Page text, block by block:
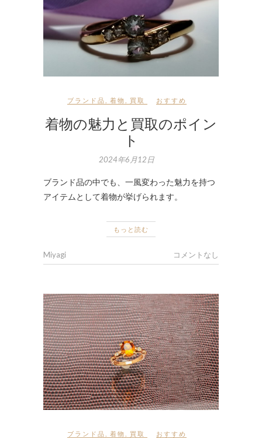
ブランド品 着物 買取 おすすめ
着物の魅力と買取のポイン
ト
2024年6月12日
ブランド品の中でも、一風変わった魅力を持つ
アイテムとして着物が挙げられます。
もっと読む
Miyagi コメントなし
ブランド品 着物 買取 おすすめ